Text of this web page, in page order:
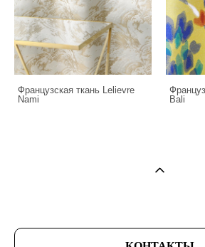
Французская ткань Lelievre
Nami
Bali